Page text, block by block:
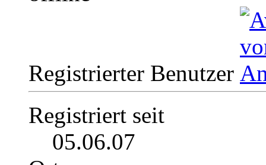
Registrierter Benutzer
Registriert seit
05.06.07